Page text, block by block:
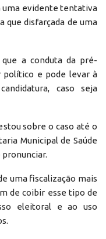
uma evidente tentativa
que disfarçada de uma
que a conduta da pré-
político e pode levar à
caso seja
sobre o caso até o
Municipal de Saúde
uma fiscalização mais
de coibir esse tipo de
eleitoral e ao uso